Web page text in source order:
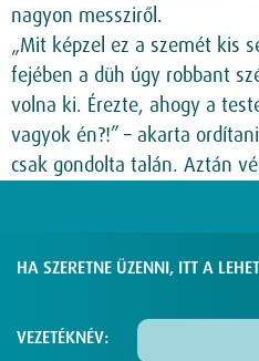
nagyon messziről.
„Mit képzel ez a szemét kis
fejében a düh úgy robbant
volna ki. Érezte, ahogy a
vagyok én?!” – akarta
csak gondolta talán. Aztán
HA SZERETNE ÜZENNI, ITT A
VEZETÉKNÉV: